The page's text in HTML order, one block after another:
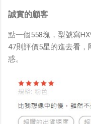
誠實的顧客
點一個558塊，型號寫
47則評價5星的進去看
惑。